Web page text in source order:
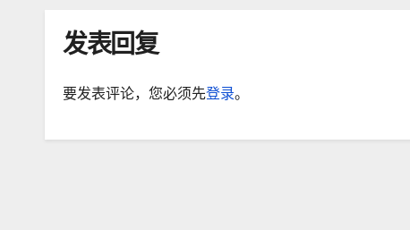
发表回复
要发表评论，您必须先登录。